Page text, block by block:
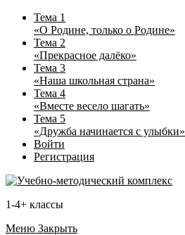
Тема 1
«О Родине, только о Родине»
Тема 2
«Прекрасное далёко»
Тема 3
«Наша школьная страна»
Тема 4
«Вместе весело шагать»
Тема 5
«Дружба начинается с улыбки»
Войти
Регистрация
1-4+ классы
Меню Закрыть